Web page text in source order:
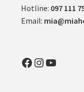
Hotline: 097 111
Email:
Facebook
Instagram
YouTube